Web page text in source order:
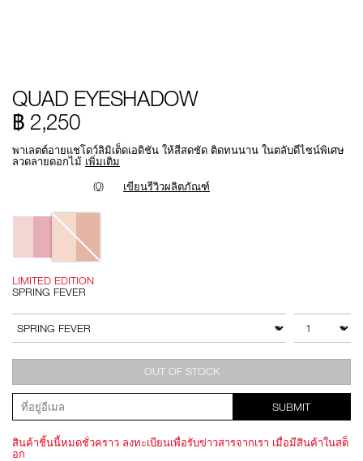
eyeshadow/194251166001.html
รายการ.
999NAC0000295
QUAD EYESHADOW
฿ 2,250
พาเลตต์อายแชโดว์ลิมิเต็ดเอดิชัน ให้สีสดชัด ติดทนนาน ในตลับดีไซน์พิเศษ
ลวดลายดอกไม้ เพิ่มเติม
(0)
เขียนรีวิวผลิตภัณฑ์
Variations
LIMITED EDITION
SPRING FEVER
to
cart
options
Actions
สินค้าอื่นๆ จำนวน
OUT OF STOCK
SUBMIT
สินค้าชิ้นนี้หมดชั่วคราว ลงทะเบียนเพื่อรับข่าวสารจากเรา เมื่อมีสินค้าในสต็
อก